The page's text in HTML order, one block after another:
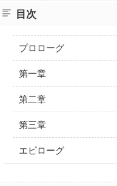
目次
プロローグ
第一章
第二章
第三章
エピローグ